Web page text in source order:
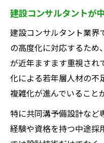
建設コンサルタントが
建設コンサルタント業界
の高度化に対応するため
が近年ますます重視され
化による若年層人材の不
複雑化が進んでいること
特に共同溝予備設計など
経験や資格を持つ中途採